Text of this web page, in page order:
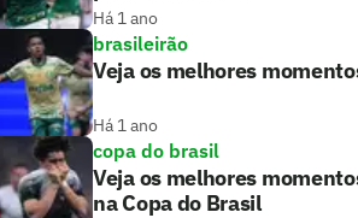
Há 1 ano
brasileirão
Veja os melhores
Há 1 ano
copa do brasil
Veja os melhores
na Copa do Brasil